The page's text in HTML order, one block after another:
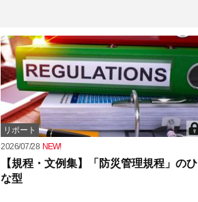
リポート
2026/07/28 NEW!
【規程・文例集】「防災管理規程」のひ
な型